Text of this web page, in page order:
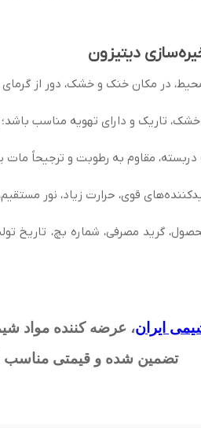
دیتیزون
در مکان خنک و خشک، دور از
تاریک و دارای تهویه مناسب
مقاوم به رطوبت و ترجیحاً مات
قوی، حرارت زیاد، نور
ایران، عرضه کننده مواد
تضمین شده و قیمتی مناسب